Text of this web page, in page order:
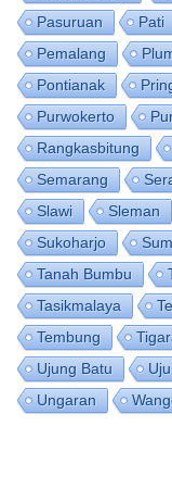
Pasuruan
Pati
Pemalang
Pontianak
Purwokerto
Rangkasbitung
Semarang
Slawi
Sleman
Sukoharjo
Tanah Bumbu
Tasikmalaya
Tembung
Ujung Batu
Ungaran